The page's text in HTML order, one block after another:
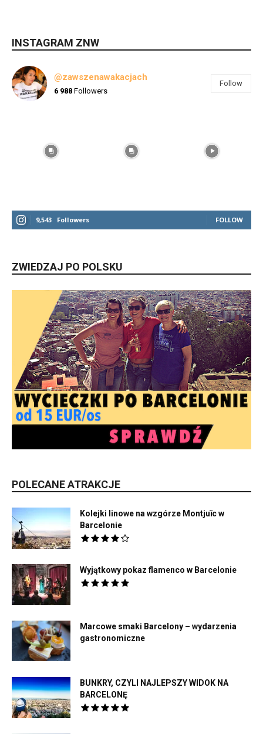
INSTAGRAM ZNW
@zawszenawakacjach
6 988 Followers
Follow
9,543 Followers FOLLOW
ZWIEDZAJ PO POLSKU
POLECANE ATRAKCJE
Kolejki linowe na wzgórze Montjuïc w
Barcelonie
Wyjątkowy pokaz flamenco w Barcelonie
Marcowe smaki Barcelony – wydarzenia
gastronomiczne
BUNKRY, CZYLI NAJLEPSZY WIDOK NA
BARCELONĘ